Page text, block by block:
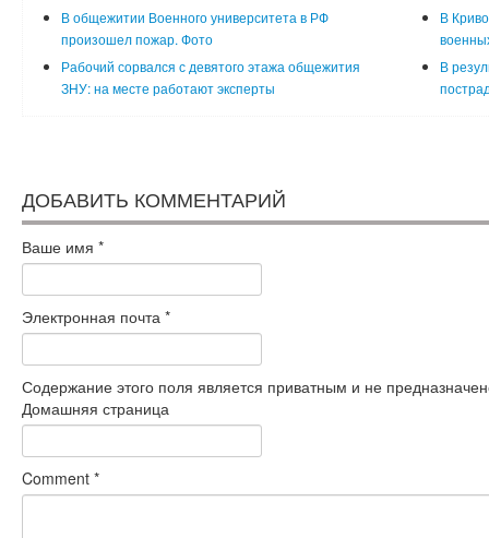
В общежитии Военного университета в РФ
произошел пожар. Фото
В
Рабочий сорвался с девятого этажа общежития
ЗНУ: на месте работают эксперты
В
ДОБАВИТЬ КОММЕНТАРИЙ
Ваше имя *
Электронная почта *
Содержание этого поля является приватным и не
Домашняя страница
Comment *